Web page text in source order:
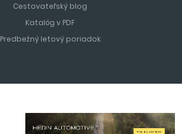
Cestovateľský blog
Katalóg v PDF
Predbežný letový poriadok